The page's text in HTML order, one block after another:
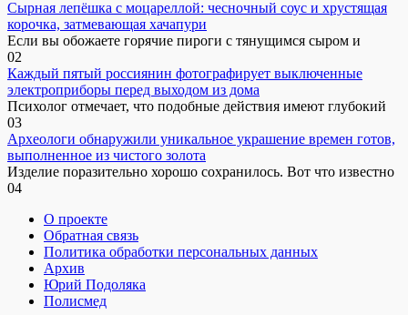
Сырная лепёшка с моцареллой: чесночный соус и хрустящая
корочка, затмевающая хачапури
Если вы обожаете горячие пироги с тянущимся сыром и
02
Каждый пятый россиянин фотографирует выключенные
электроприборы перед выходом из дома
Психолог отмечает, что подобные действия имеют глубокий
03
Археологи обнаружили уникальное украшение времен готов,
выполненное из чистого золота
Изделие поразительно хорошо сохранилось. Вот что известно
04
О проекте
Обратная связь
Политика обработки персональных данных
Архив
Юрий Подоляка
Полисмед